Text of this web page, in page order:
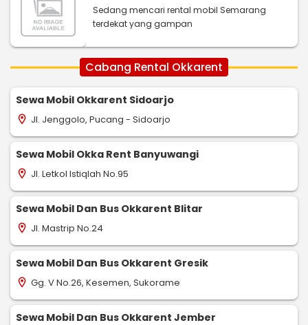
Sedang mencari rental mobil Semarang
terdekat yang gampan
Cabang Rental Okkarent
Sewa Mobil Okkarent Sidoarjo
location_on Jl. Jenggolo, Pucang - Sidoarjo
Sewa Mobil Okka Rent Banyuwangi
location_on Jl. Letkol Istiqlah No.95
Sewa Mobil Dan Bus Okkarent Blitar
location_on Jl. Mastrip No.24
Sewa Mobil Dan Bus Okkarent Gresik
location_on Gg. V No.26, Kesemen, Sukorame
Sewa Mobil Dan Bus Okkarent Jember